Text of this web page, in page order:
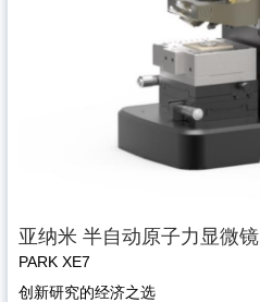
亚纳米 半自动原子力显微镜
PARK XE7
创新研究的经济之选